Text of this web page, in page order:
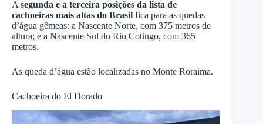
A segunda e a terceira posições da lista de
cachoeiras mais altas do Brasil fica para as quedas
d’água gêmeas: a Nascente Norte, com 375 metros de
altura; e a Nascente Sul do Rio Cotingo, com 365
metros.
As queda d’água estão localizadas no Monte Roraima.
Cachoeira do El Dorado